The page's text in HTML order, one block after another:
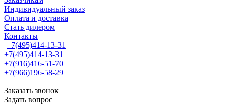
Индивидуальный заказ
Оплата и доставка
Стать дилером
Контакты
+7(495)414-13-31
+7(495)414-13-31
+7(916)416-51-70
+7(966)196-58-29
Заказать звонок
Задать вопрос